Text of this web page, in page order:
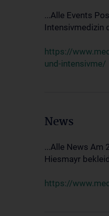
...Alle Events
Intensivmedizin
https://
und-intensivme/
News
...Alle News Am
Hiesmayr
https://